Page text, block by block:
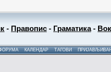
- Правопис - Граматика-
КАЛЕНДАР ТАГОВИ